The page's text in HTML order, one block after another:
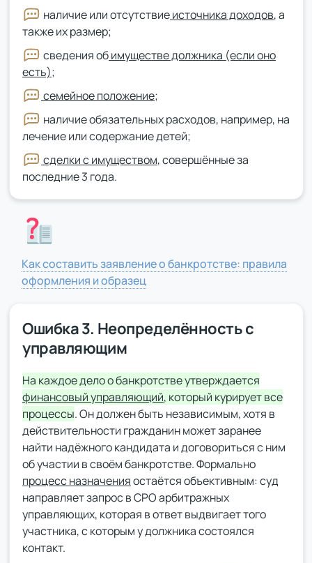
наличие или отсутствиеисточника доходов, а
также их размер;
сведения обимуществе должника (если оно
есть);
семейное положение;
наличие обязательных расходов, например, на
лечение или содержание детей;
сделки с имуществом, совершённые за
последние 3 года.
Как составить заявление о банкротстве: правила
оформления и образец
Ошибка 3. Неопределённость с
управляющим
На каждое дело о банкротстве утверждается
финансовый управляющий, который курирует все
процессы. Он должен быть независимым, хотя в
действительности гражданин может заранее
найти надёжного кандидата и договориться с ним
об участии в своём банкротстве. Формально
процесс назначенияостаётся объективным: суд
направляет запрос в СРО арбитражных
управляющих, которая в ответ выдвигает того
участника, с которым у должника состоялся
контакт.